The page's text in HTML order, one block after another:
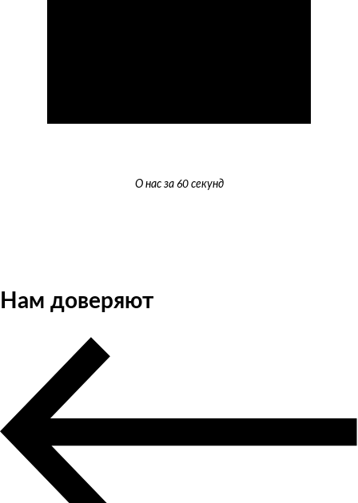
О нас за 60 секунд
Нам доверяют